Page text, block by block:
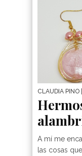
CLAUDIA PINO
A mí me
las cosas